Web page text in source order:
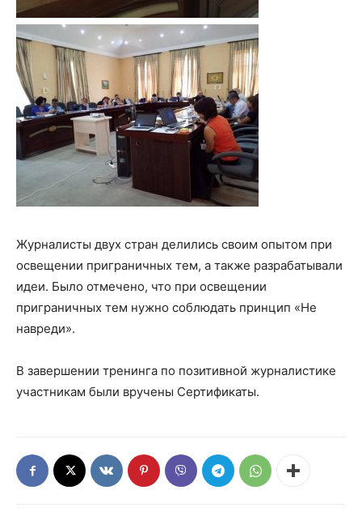
Журналисты двух стран делились своим опытом при
освещении приграничных тем, а также разрабатывали
идеи. Было отмечено, что при освещении
приграничных тем нужно соблюдать принцип «Не
навреди».
В завершении тренинга по позитивной журналистике
участникам были вручены Сертификаты.